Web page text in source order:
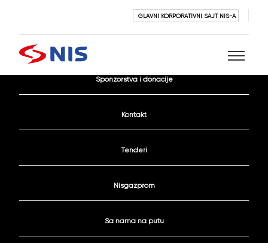
GLAVNI KORPORATIVNI SAJT NIS-A
Sponzorstva i donacije
Kontakt
Tenderi
Nisgazprom
Sa nama na putu